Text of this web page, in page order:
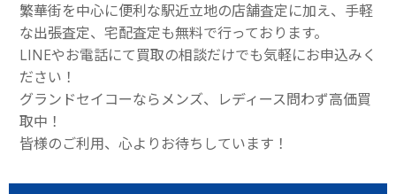
繁華街を中心に便利な駅近立地の店舗査定に加え、手軽
な出張査定、宅配査定も無料で行っております。
LINEやお電話にて買取の相談だけでも気軽にお申込みく
ださい！
グランドセイコーならメンズ、レディース問わず高価買
取中！
皆様のご利用、心よりお待ちしています！